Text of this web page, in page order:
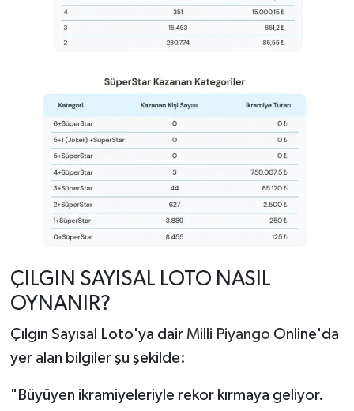
ÇILGIN SAYISAL LOTO NASIL
OYNANIR?
Çılgın Sayısal Loto'ya dair Milli Piyango Online'da
yer alan bilgiler şu şekilde:
"Büyüyen ikramiyeleriyle rekor kırmaya geliyor.